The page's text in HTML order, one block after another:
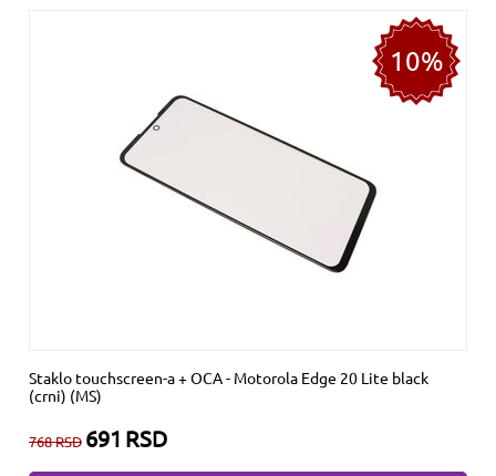
10%
Staklo touchscreen-a + OCA - Motorola Edge 20 Lite black
(crni) (MS)
768RSD 691 RSD